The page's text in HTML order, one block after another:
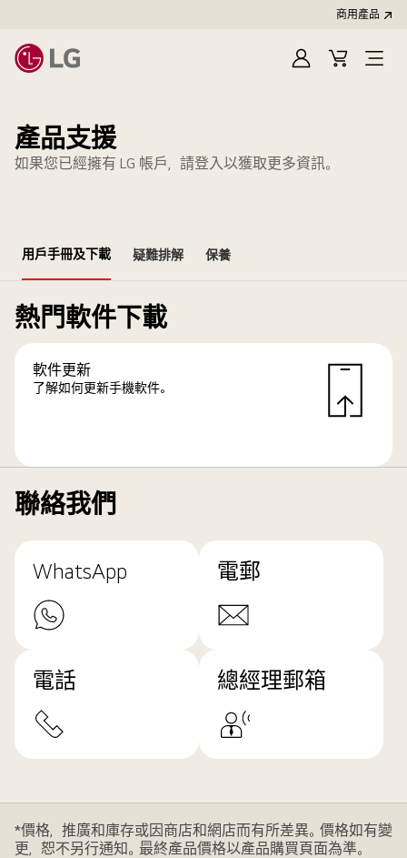
商用產品
登
購
產品支援
如果您已經擁有 LG 帳戶，請登入以獲取更多資訊。
用戶手冊及下載 疑難排解 保養
熱門軟件下載
軟件更新
了解如何更新手機軟件。
聯絡我們
WhatsApp 電郵
電話 總經理郵箱
*價格，推廣和庫存或因商店和網店而有所差異。價格如有變
更，恕不另行通知。最終產品價格以產品購買頁面為準。